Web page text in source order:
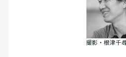
撮影・根津千